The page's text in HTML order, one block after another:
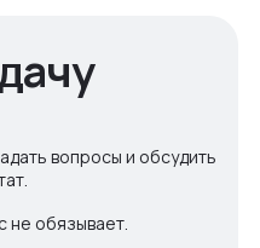
вопросы и обсудить
не обязывает.